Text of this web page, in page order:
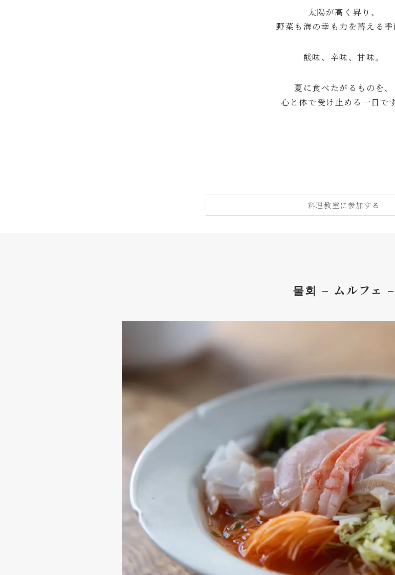
太陽が高く昇り、
野菜も海の幸も力を蓄える季
酸味、辛味、甘味。
夏に食べたがるものを、
心と体で受け止める一日です
料理教室に参加する
물회 – ムルフェ –